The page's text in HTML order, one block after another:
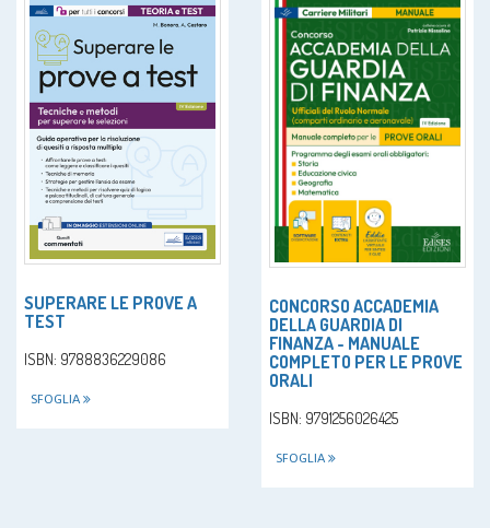
SUPERARE LE PROVE A
TEST
ISBN: 9788836229086
SFOGLIA
CONCORSO ACCADEMIA
DELLA GUARDIA DI
FINANZA - MANUALE
COMPLETO PER LE PROVE
ORALI
ISBN: 9791256026425
SFOGLIA